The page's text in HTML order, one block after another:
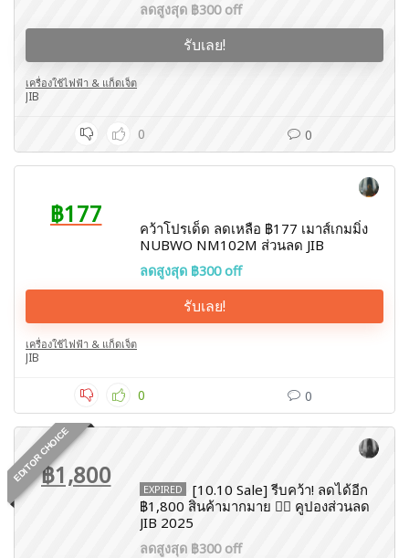
ลดสูงสุด ฿300 off
รับเลย!
เครื่องใช้ไฟฟ้า & แก็ดเจ็ต
JIB
0 0
฿177
คว้าโปรเด็ด ลดเหลือ ฿177 เมาส์เกมมิ่ง
NUBWO NM102M ส่วนลด JIB
ลดสูงสุด ฿300 off
รับเลย!
เครื่องใช้ไฟฟ้า & แก็ดเจ็ต
JIB
0 0
EDITOR CHOICE฿1,800 EXPIRED
[10.10 Sale] รีบคว้า! ลดได้อีก
฿1,800 สินค้ามากมาย ❤️‍🔥 คูปองส่วนลด
JIB 2025
ลดสูงสุด ฿300 off